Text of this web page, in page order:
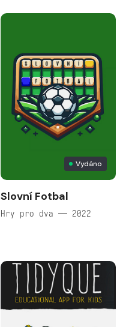
Vydáno
Slovní Fotbal
Hry pro dva — 2022